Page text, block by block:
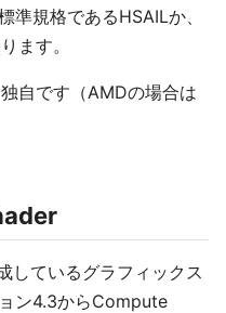
準規格であるHSAILか、
ます。
自です（AMDの場合は
しているグラフィックス
ン4.3からCompute